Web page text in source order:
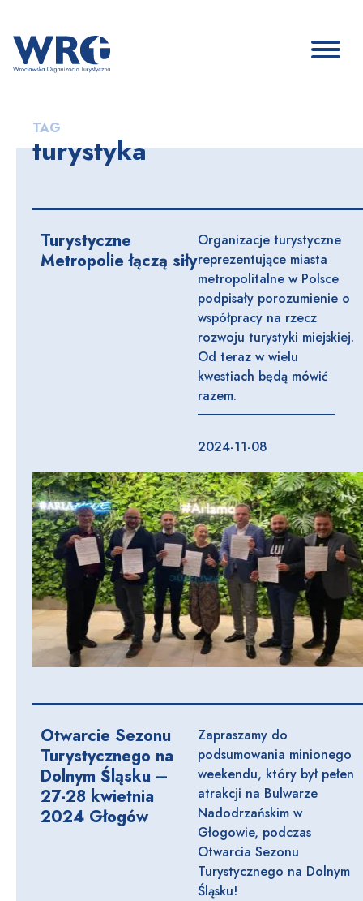
TAG
turystyka
Turystyczne
Metropolie łączą siły
Organizacje turystyczne
reprezentujące miasta
metropolitalne w Polsce
podpisały porozumienie o
współpracy na rzecz
rozwoju turystyki miejskiej.
Od teraz w wielu
kwestiach będą mówić
razem.
2024-11-08
Otwarcie Sezonu
Turystycznego na
Dolnym Śląsku –
27-28 kwietnia
2024 Głogów
Zapraszamy do
podsumowania minionego
weekendu, który był pełen
atrakcji na Bulwarze
Nadodrzańskim w
Głogowie, podczas
Otwarcia Sezonu
Turystycznego na Dolnym
Śląsku!